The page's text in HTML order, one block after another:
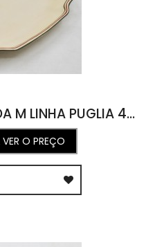
TRAVESSA CASUAL FUNDA M LINHA PUGLIA 40L X 47C X 6A
O PREÇO